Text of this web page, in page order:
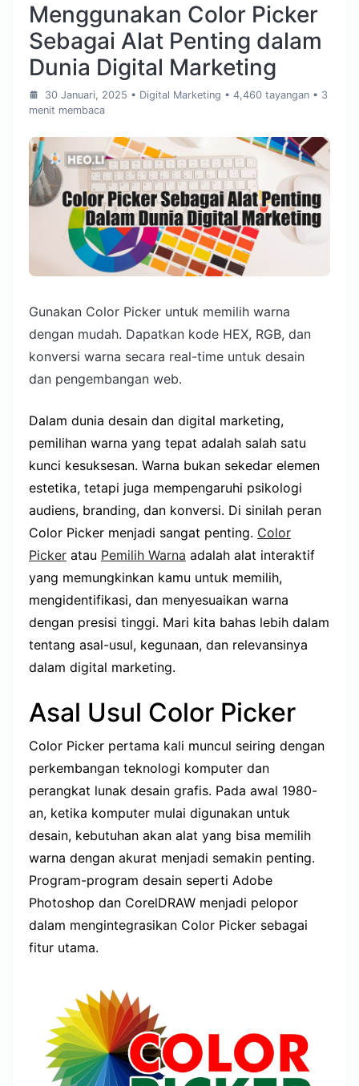
Menggunakan Color Picker
Sebagai Alat Penting dalam
Dunia Digital Marketing
30 Januari, 2025 • Digital Marketing • 4,460 tayangan • 3
menit membaca
Gunakan Color Picker untuk memilih warna
dengan mudah. Dapatkan kode HEX, RGB, dan
konversi warna secara real-time untuk desain
dan pengembangan web.
Dalam dunia desain dan digital marketing,
pemilihan warna yang tepat adalah salah satu
kunci kesuksesan. Warna bukan sekedar elemen
estetika, tetapi juga mempengaruhi psikologi
audiens, branding, dan konversi. Di sinilah peran
Color Picker menjadi sangat penting. Color
Picker atau Pemilih Warna adalah alat interaktif
yang memungkinkan kamu untuk memilih,
mengidentifikasi, dan menyesuaikan warna
dengan presisi tinggi. Mari kita bahas lebih dalam
tentang asal-usul, kegunaan, dan relevansinya
dalam digital marketing.
Asal Usul Color Picker
Color Picker pertama kali muncul seiring dengan
perkembangan teknologi komputer dan
perangkat lunak desain grafis. Pada awal 1980-
an, ketika komputer mulai digunakan untuk
desain, kebutuhan akan alat yang bisa memilih
warna dengan akurat menjadi semakin penting.
Program-program desain seperti Adobe
Photoshop dan CorelDRAW menjadi pelopor
dalam mengintegrasikan Color Picker sebagai
fitur utama.